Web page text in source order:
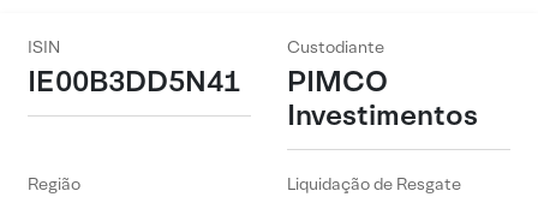
ISIN
IE00B3DD5N41
Custodiante
PIMCO
Investimentos
Região Liquidação de Resgate